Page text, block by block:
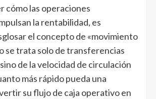
cómo las operaciones
la rentabilidad, es
el concepto de «movimiento
se trata solo de transferencias
de la velocidad de circulación
más rápido pueda una
su flujo de caja operativo en